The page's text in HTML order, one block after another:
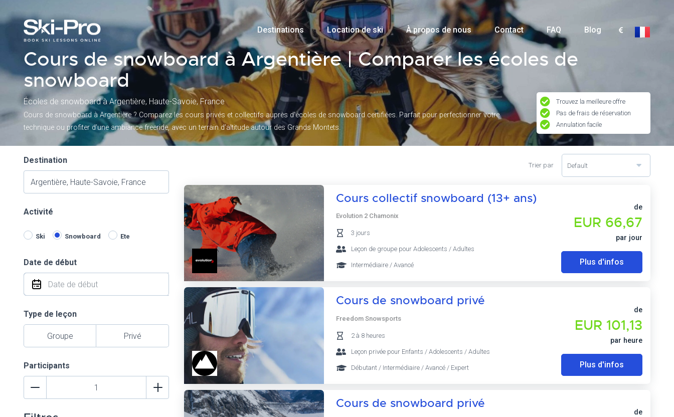
Destinations Location de ski À propos de nous Contact FAQ Blog
Cours de snowboard à Argentière | Comparer les écoles de
snowboard
Écoles de snowboard à Argentière, Haute-Savoie, France
Cours de snowboard à Argentière ? Comparez les cours privés et collectifs auprès d’écoles de snowboard certifiées. Parfait pour perfectionner votre
technique ou profiter d’une ambiance freeride, avec un terrain d’altitude autour des Grands Montets.
Trouvez la meilleure offre
Pas de frais de réservation
Annulation facile
Destination
Activité
Ski Snowboard Ete
Date de début
Type de leçon
Groupe Privé
Participants
Trier par Default
Cours collectif snowboard (13+ ans)
Evolution 2 Chamonix
3 jours
Leçon de groupe pour Adolescents / Adultes
Intermédiaire / Avancé
de
EUR 66,67
par jour
Plus d'infos
Cours de snowboard privé
Freedom Snowsports
2 à 8 heures
Leçon privée pour Enfants / Adolescents / Adultes
Débutant / Intermédiaire / Avancé / Expert
de
EUR 101,13
par heure
Plus d'infos
Cours de snowboard privé
de